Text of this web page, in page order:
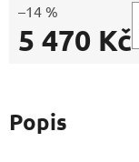
–14 %
5 470 Kč
Popis